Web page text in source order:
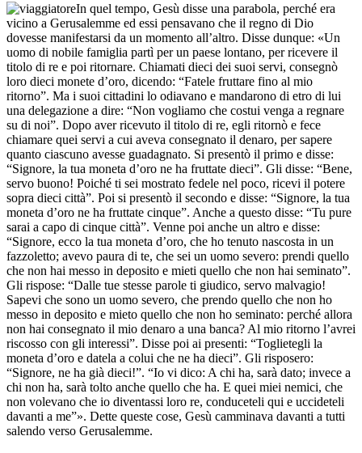
In quel tempo, Gesù disse una parabola, perché era
vicino a Gerusalemme ed essi pensavano che il regno di Dio
dovesse manifestarsi da un momento all’altro. Disse dunque: «Un
uomo di nobile famiglia partì per un paese lontano, per ricevere il
titolo di re e poi ritornare. Chiamati dieci dei suoi servi, consegnò
loro dieci monete d’oro, dicendo: “Fatele fruttare fino al mio
ritorno”. Ma i suoi cittadini lo odiavano e mandarono di etro di lui
una delegazione a dire: “Non vogliamo che costui venga a regnare
su di noi”. Dopo aver ricevuto il titolo di re, egli ritornò e fece
chiamare quei servi a cui aveva consegnato il denaro, per sapere
quanto ciascuno avesse guadagnato. Si presentò il primo e disse:
“Signore, la tua moneta d’oro ne ha fruttate dieci”. Gli disse: “Bene,
servo buono! Poiché ti sei mostrato fedele nel poco, ricevi il potere
sopra dieci città”. Poi si presentò il secondo e disse: “Signore, la tua
moneta d’oro ne ha fruttate cinque”. Anche a questo disse: “Tu pure
sarai a capo di cinque città”. Venne poi anche un altro e disse:
“Signore, ecco la tua moneta d’oro, che ho tenuto nascosta in un
fazzoletto; avevo paura di te, che sei un uomo severo: prendi quello
che non hai messo in deposito e mieti quello che non hai seminato”.
Gli rispose: “Dalle tue stesse parole ti giudico, servo malvagio!
Sapevi che sono un uomo severo, che prendo quello che non ho
messo in deposito e mieto quello che non ho seminato: perché allora
non hai consegnato il mio denaro a una banca? Al mio ritorno l’avrei
riscosso con gli interessi”. Disse poi ai presenti: “Toglietegli la
moneta d’oro e datela a colui che ne ha dieci”. Gli risposero:
“Signore, ne ha già dieci!”. “Io vi dico: A chi ha, sarà dato; invece a
chi non ha, sarà tolto anche quello che ha. E quei miei nemici, che
non volevano che io diventassi loro re, conduceteli qui e uccideteli
davanti a me”». Dette queste cose, Gesù camminava davanti a tutti
salendo verso Gerusalemme.